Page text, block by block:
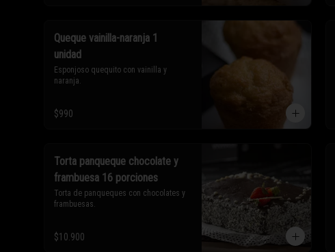
Queque vainilla-naranja 1
unidad
Esponjoso quequito con vainilla y
naranja.
$990
Torta panqueque chocolate y
frambuesa 16 porciones
Torta de panqueques con chocolates y
frambuesas.
$10.900